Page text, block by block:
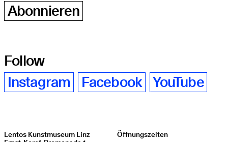
Abonnieren
Follow
Instagram
Facebook YouTube
Lentos Kunstmuseum Linz
Öffnungszeiten